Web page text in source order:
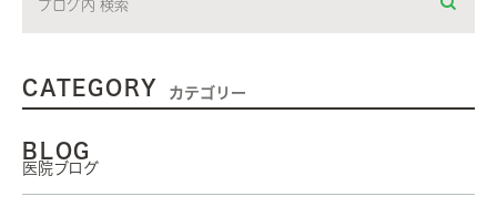
CATEGORY カテゴリー
BLOG
医院ブログ